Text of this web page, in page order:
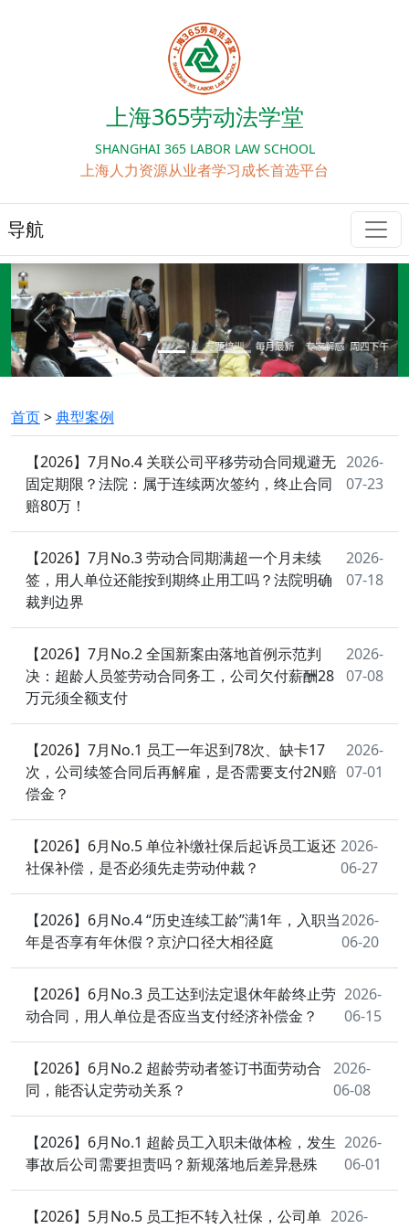
上海365劳动法学堂
SHANGHAI 365 LABOR LAW SCHOOL
上海人力资源从业者学习成长首选平台
导航
Previous Next
首页>典型案例
【2026】7月No.4 关联公司平移劳动合同规避无
固定期限？法院：属于连续两次签约，终止合同
赔80万！
2026-
07-23
【2026】7月No.3 劳动合同期满超一个月未续
签，用人单位还能按到期终止用工吗？法院明确
裁判边界
2026-
07-18
【2026】7月No.2 全国新案由落地首例示范判
决：超龄人员签劳动合同务工，公司欠付薪酬28
万元须全额支付
2026-
07-08
【2026】7月No.1 员工一年迟到78次、缺卡17
次，公司续签合同后再解雇，是否需要支付2N赔
偿金？
2026-
07-01
【2026】6月No.5 单位补缴社保后起诉员工返还
社保补偿，是否必须先走劳动仲裁？
2026-
06-27
【2026】6月No.4 “历史连续工龄”满1年，入职当
年是否享有年休假？京沪口径大相径庭
2026-
06-20
【2026】6月No.3 员工达到法定退休年龄终止劳
动合同，用人单位是否应当支付经济补偿金？
2026-
06-15
【2026】6月No.2 超龄劳动者签订书面劳动合
同，能否认定劳动关系？
2026-
06-08
【2026】6月No.1 超龄员工入职未做体检，发生
事故后公司需要担责吗？新规落地后差异悬殊
2026-
06-01
【2026】5月No.5 员工拒不转入社保，公司单 2026-